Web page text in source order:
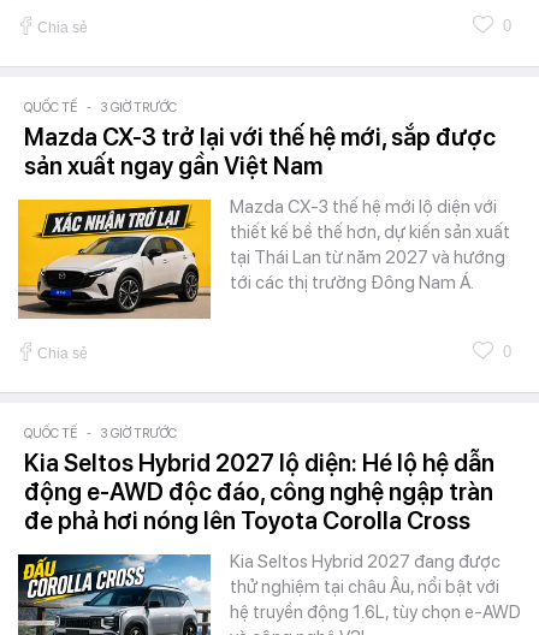
Chia sẻ 0
QUỐC TẾ - 3 GIỜ TRƯỚC
Mazda CX-3 trở lại với thế hệ mới, sắp được
sản xuất ngay gần Việt Nam
Mazda CX-3 thế hệ mới lộ diện với
thiết kế bề thế hơn, dự kiến sản xuất
tại Thái Lan từ năm 2027 và hướng
tới các thị trường Đông Nam Á.
Chia sẻ 0
QUỐC TẾ - 3 GIỜ TRƯỚC
Kia Seltos Hybrid 2027 lộ diện: Hé lộ hệ dẫn
động e-AWD độc đáo, công nghệ ngập tràn
đe phả hơi nóng lên Toyota Corolla Cross
Kia Seltos Hybrid 2027 đang được
thử nghiệm tại châu Âu, nổi bật với
hệ truyền động 1.6L, tùy chọn e-AWD